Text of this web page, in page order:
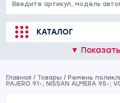
КАТАЛОГ
▼
Главная / Товары / Ремень
PAJERO 91-; NISSAN ALMERA 95-;